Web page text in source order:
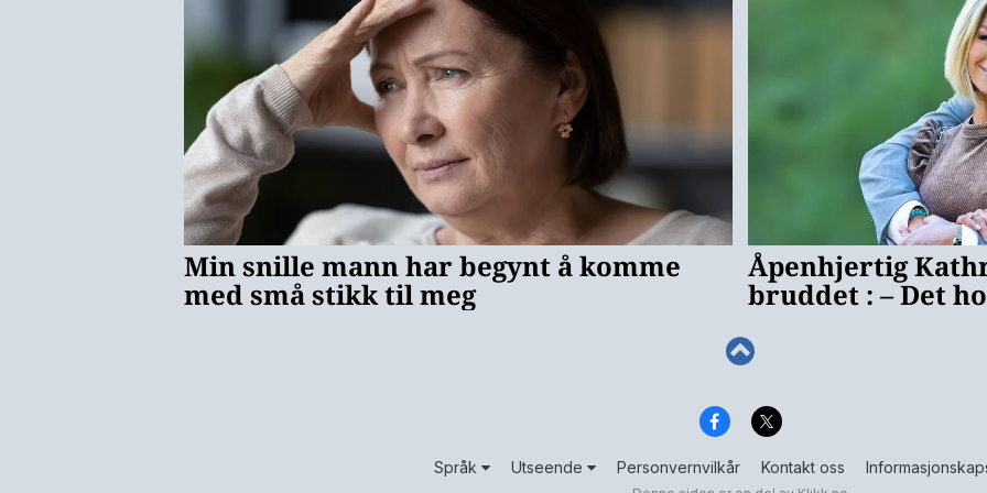
Språk Utseende Personvernvilkår Kontakt oss